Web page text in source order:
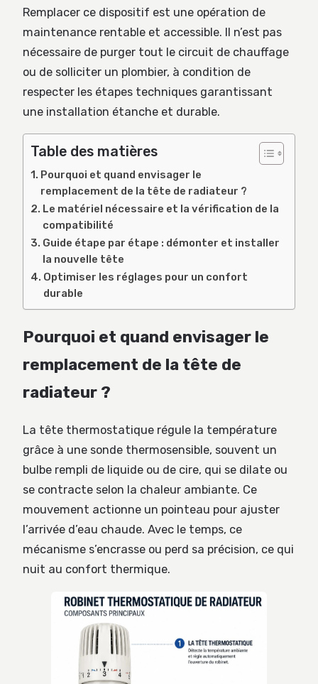
Remplacer ce dispositif est une opération de
maintenance rentable et accessible. Il n’est pas
nécessaire de purger tout le circuit de chauffage
ou de solliciter un plombier, à condition de
respecter les étapes techniques garantissant
une installation étanche et durable.
Table des matières
Pourquoi et quand envisager le
remplacement de la tête de radiateur ?
Le matériel nécessaire et la vérification de la
compatibilité
Guide étape par étape : démonter et installer
la nouvelle tête
Optimiser les réglages pour un confort
durable
Pourquoi et quand envisager le
remplacement de la tête de
radiateur ?
La tête thermostatique régule la température
grâce à une sonde thermosensible, souvent un
bulbe rempli de liquide ou de cire, qui se dilate ou
se contracte selon la chaleur ambiante. Ce
mouvement actionne un pointeau pour ajuster
l’arrivée d’eau chaude. Avec le temps, ce
mécanisme s’encrasse ou perd sa précision, ce qui
nuit au confort thermique.